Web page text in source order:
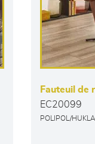
Fauteuil de
EC20099
POLIPOL/HUKLA